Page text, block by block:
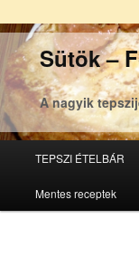
Sütök –
A nagyik
Tovább
az
Tovább
a
TEPSZI ÉTELBÁR
Mentes receptek